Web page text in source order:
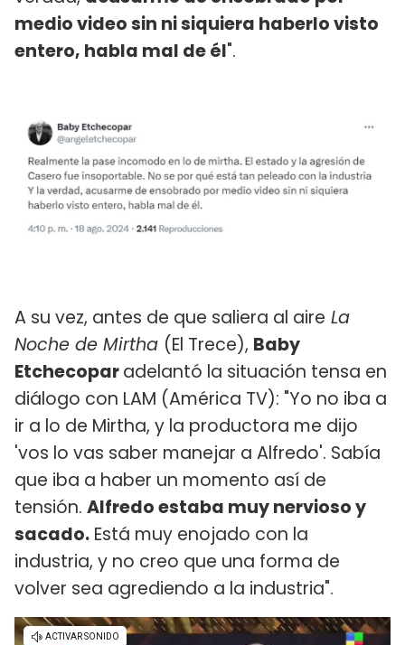
medio video sin ni siquiera haberlo visto
entero, habla mal de él".
A su vez, antes de que saliera al aire La
Noche de Mirtha (El Trece), Baby
Etchecoparadelantó la situación tensa en
diálogo con LAM (América TV): "Yo no iba a
ir a lo de Mirtha, y la productora me dijo
'vos lo vas saber manejar a Alfredo'. Sabía
que iba a haber un momento así de
tensión. Alfredo estaba muy nervioso y
sacado. Está muy enojado con la
industria, y no creo que una forma de
volver sea agrediendo a la industria".